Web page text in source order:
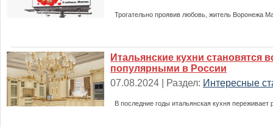
Трогательно проявив любовь, житель Воронежа
Итальянские кухни становятся
популярными в России
07.08.2024 | Раздел: Интересные
В последние годы итальянская кухня переживает